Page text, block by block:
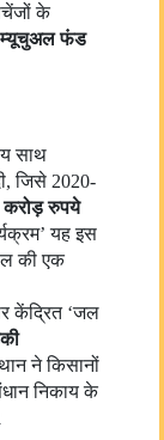
के
म्यूचुअल फंड
साथ
जिसे 2020-
करोड़ रुपये
यह इस
की एक
केंद्रित ‘जल
ने किसानों
निकाय के